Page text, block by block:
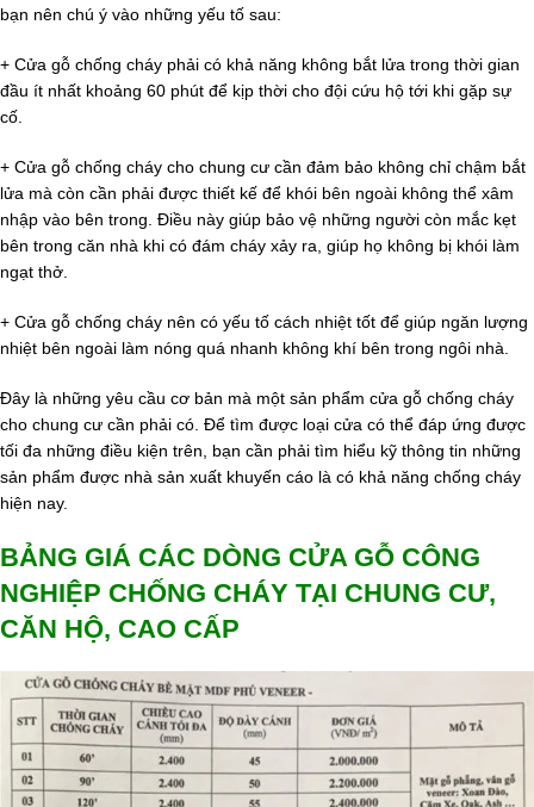
bạn nên chú ý vào những yếu tố sau:
+ Cửa gỗ chống cháy phải có khả năng không bắt lửa trong thời gian
đầu ít nhất khoảng 60 phút để kịp thời cho đội cứu hộ tới khi gặp sự
cố.
+ Cửa gỗ chống cháy cho chung cư cần đảm bảo không chỉ chậm bắt
lửa mà còn cần phải được thiết kế để khói bên ngoài không thể xâm
nhập vào bên trong. Điều này giúp bảo vệ những người còn mắc kẹt
bên trong căn nhà khi có đám cháy xảy ra, giúp họ không bị khói làm
ngạt thở.
+ Cửa gỗ chống cháy nên có yếu tố cách nhiệt tốt để giúp ngăn lượng
nhiệt bên ngoài làm nóng quá nhanh không khí bên trong ngôi nhà.
Đây là những yêu cầu cơ bản mà một sản phẩm cửa gỗ chống cháy
cho chung cư cần phải có. Để tìm được loại cửa có thể đáp ứng được
tối đa những điều kiện trên, bạn cần phải tìm hiểu kỹ thông tin những
sản phẩm được nhà sản xuất khuyến cáo là có khả năng chống cháy
hiện nay.
BẢNG GIÁ CÁC DÒNG CỬA GỖ CÔNG
NGHIỆP CHỐNG CHÁY TẠI CHUNG CƯ,
CĂN HỘ, CAO CẤP